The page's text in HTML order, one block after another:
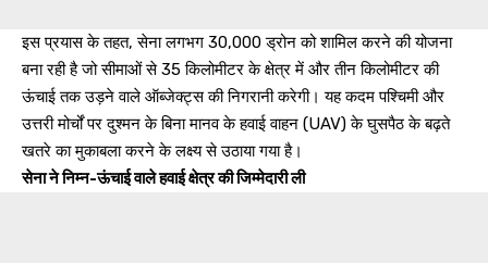
इस प्रयास के तहत, सेना लगभग 30,000 ड्रोन को शामिल करने की योजना
बना रही है जो सीमाओं से 35 किलोमीटर के क्षेत्र में और तीन किलोमीटर की
ऊंचाई तक उड़ने वाले ऑब्जेक्ट्स की निगरानी करेगी। यह कदम पश्चिमी और
उत्तरी मोर्चों पर दुश्मन के बिना मानव के हवाई वाहन (UAV) के घुसपैठ के बढ़ते
खतरे का मुकाबला करने के लक्ष्य से उठाया गया है।
सेना ने निम्न-ऊंचाई वाले हवाई क्षेत्र की जिम्मेदारी ली